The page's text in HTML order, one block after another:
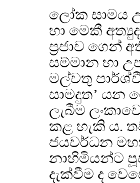
ලෝක සාමය
හා මෙකී
ප්‍රජාව ගෙන්
සම්මාන හා
මල්වතු
සාමදුත’
ලැබීම
කළ හැකි ය.
ජයවර්ධන
නාහිමියන්ට
දැක්වීම ද